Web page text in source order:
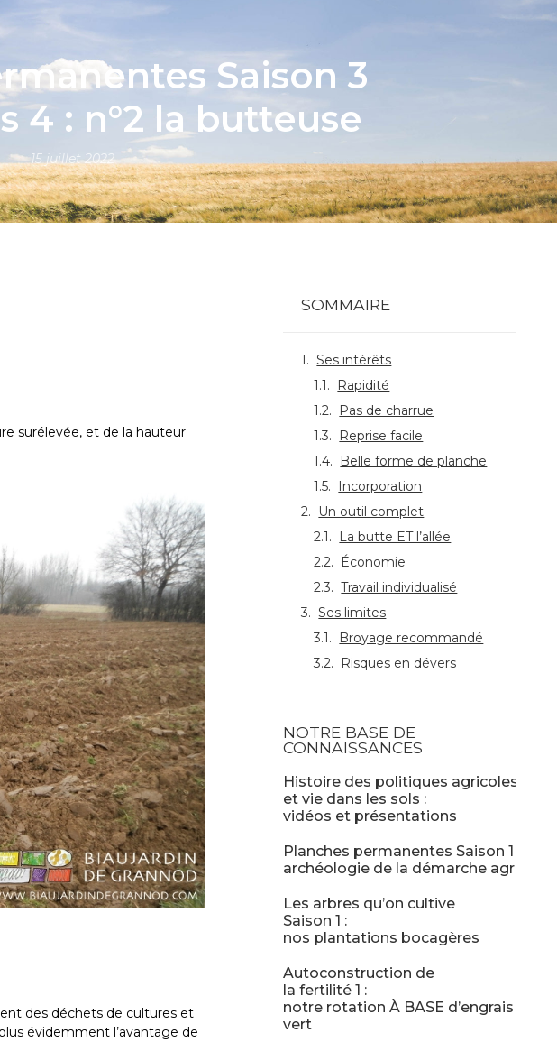
Saison 3
4 : n°2 la butteuse
15 juillet 2022
surélevée, et de la hauteur
des déchets de cultures et
évidemment l’avantage de
SOMMAIRE
Ses intérêts
Rapidité
Pas de charrue
Reprise facile
Belle forme de planche
Incorporation
Un outil complet
La butte ET l’allée
Économie
Travail individualisé
Ses limites
Broyage recommandé
Risques en dévers
NOTRE BASE DE
CONNAISSANCES
Histoire des politiques agricoles,
et vie dans les sols :
vidéos et présentations
Planches permanentes Saison 1 :
archéologie de la démarche
Les arbres qu’on cultive
Saison 1 :
nos plantations bocagères
Autoconstruction de
la fertilité 1 :
notre rotation À BASE d’engrais
vert